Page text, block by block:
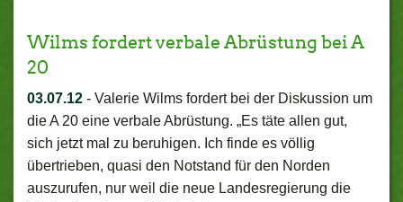
Wilms fordert verbale Abrüstung bei A
20
03.07.12 - Valerie Wilms fordert bei der Diskussion um
die A 20 eine verbale Abrüstung. „Es täte allen gut,
sich jetzt mal zu beruhigen. Ich finde es völlig
übertrieben, quasi den Notstand für den Norden
auszurufen, nur weil die neue Landesregierung die